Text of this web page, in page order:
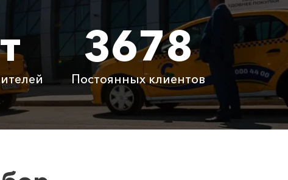
₽
₽ 600 ₽
Бесплатно
Бесплатно
3678
Постоянных клиентов